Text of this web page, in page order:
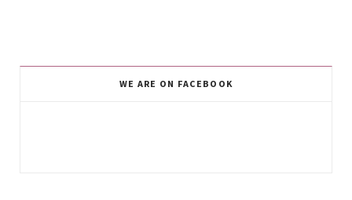
WE ARE ON FACEBOOK